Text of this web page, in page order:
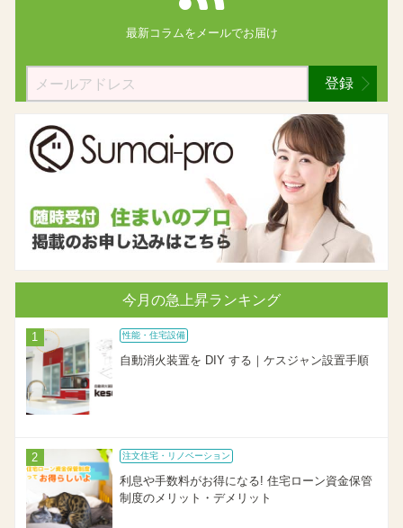
最新コラムを メールでお届け
登録
今月の急上昇ランキング
性能・住宅設備
自動消火装置を DIY する｜ケスジャン設置手順
注文住宅・リノベーション
利息や手数料がお得になる! 住宅ローン資金保管
制度のメリット・デメリット